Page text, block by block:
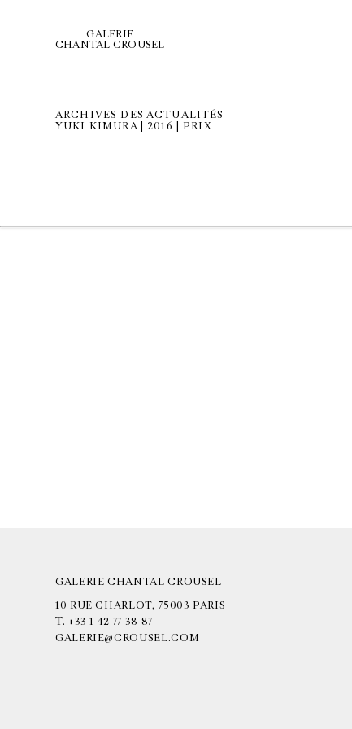
GALERIE
CHANTAL CROUSEL
ARCHIVES DES ACTUALITÉS
YUKI KIMURA | 2016 | PRIX
GALERIE CHANTAL CROUSEL
10 RUE CHARLOT, 75003 PARIS
T. +33 1 42 77 38 87
GALERIE@CROUSEL.COM